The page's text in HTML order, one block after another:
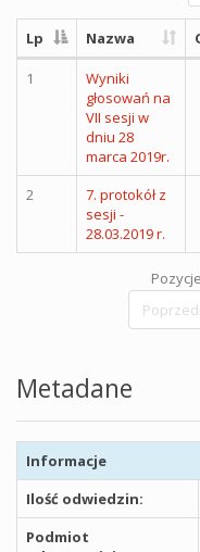
Lp Nazwa
1
Wyniki
głosowań na
VII sesji w
dniu 28
marca 2019r.
2
7. protokół z
sesji -
28.03.2019 r.
Metadane
Informacje
Ilość odwiedzin:
Podmiot